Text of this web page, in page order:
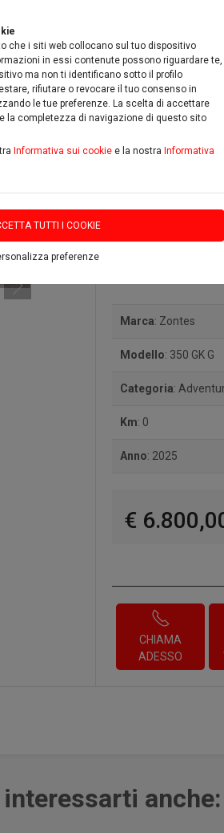
che i siti web collocano sul tuo dispositivo
in essi contenute possono riguardare te,
ma non ti identificano sotto il profilo
rifiutare o revocare il tuo consenso in
le tue preferenze. La scelta di accettare
la completezza di navigazione di questo sito
Informativa sui cookie e la nostra Informativa
TUTTI I COOKIE
preferenze
PROMOZIONI DOVE SIAMO
Marca: Zontes
Modello: 350 GK G
Categoria:
Km: 0
Anno: 2025
€
CHIAMA
ADESSO
anche: